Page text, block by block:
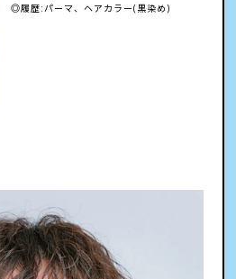
◎履歴:パーマ、ヘアカラー(黒染め)